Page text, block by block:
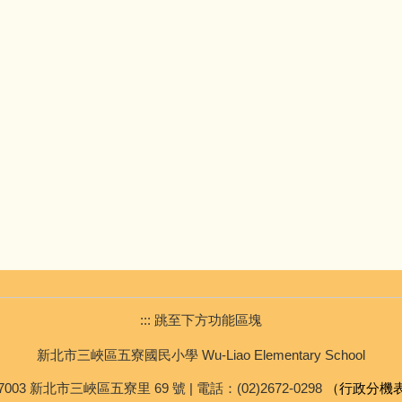
::: 跳至下方功能區塊
新北市三峽區五寮國民小學 Wu-Liao Elementary School
新北市三峽區五寮里 69 號 | 電話：(02)2672-0298 （行政分機